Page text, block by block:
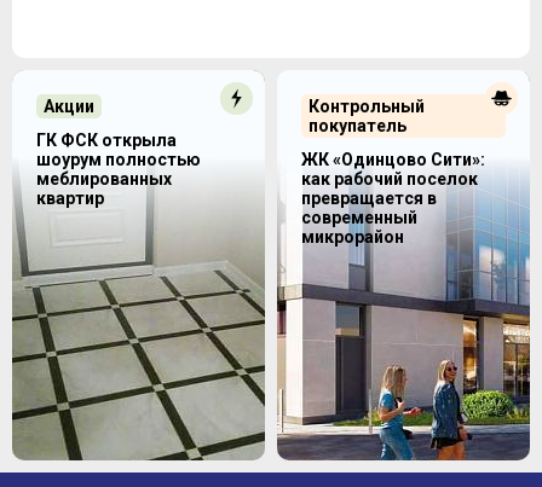
Контрольный
покупатель
ЖК «Одинцово Сити»:
как рабочий поселок
превращается в
современный
микрорайон
Акции
ГК ФСК открыла
шоурум полностью
меблированных
квартир